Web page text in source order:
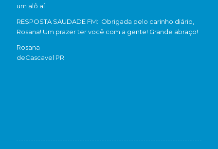
um alô aí
RESPOSTA SAUDADE FM: Obrigada pelo carinho diário,
Rosana! Um prazer ter você com a gente! Grande abraço!
Rosana
deCascavel PR